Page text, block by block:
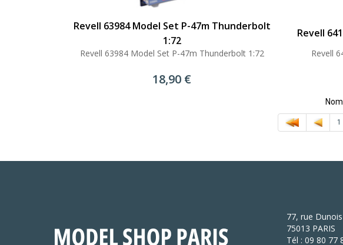
Revell 63984 Model Set P-47m Thunderbolt
1:72
Revell 63984 Model Set P-47m Thunderbolt 1:72
18,90 €
Revell
Revell
1
77, rue Dunois
75013 PARIS
Tél : 09 80 77